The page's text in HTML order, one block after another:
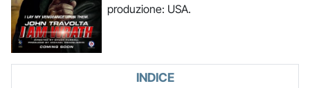
produzione: USA.
INDICE